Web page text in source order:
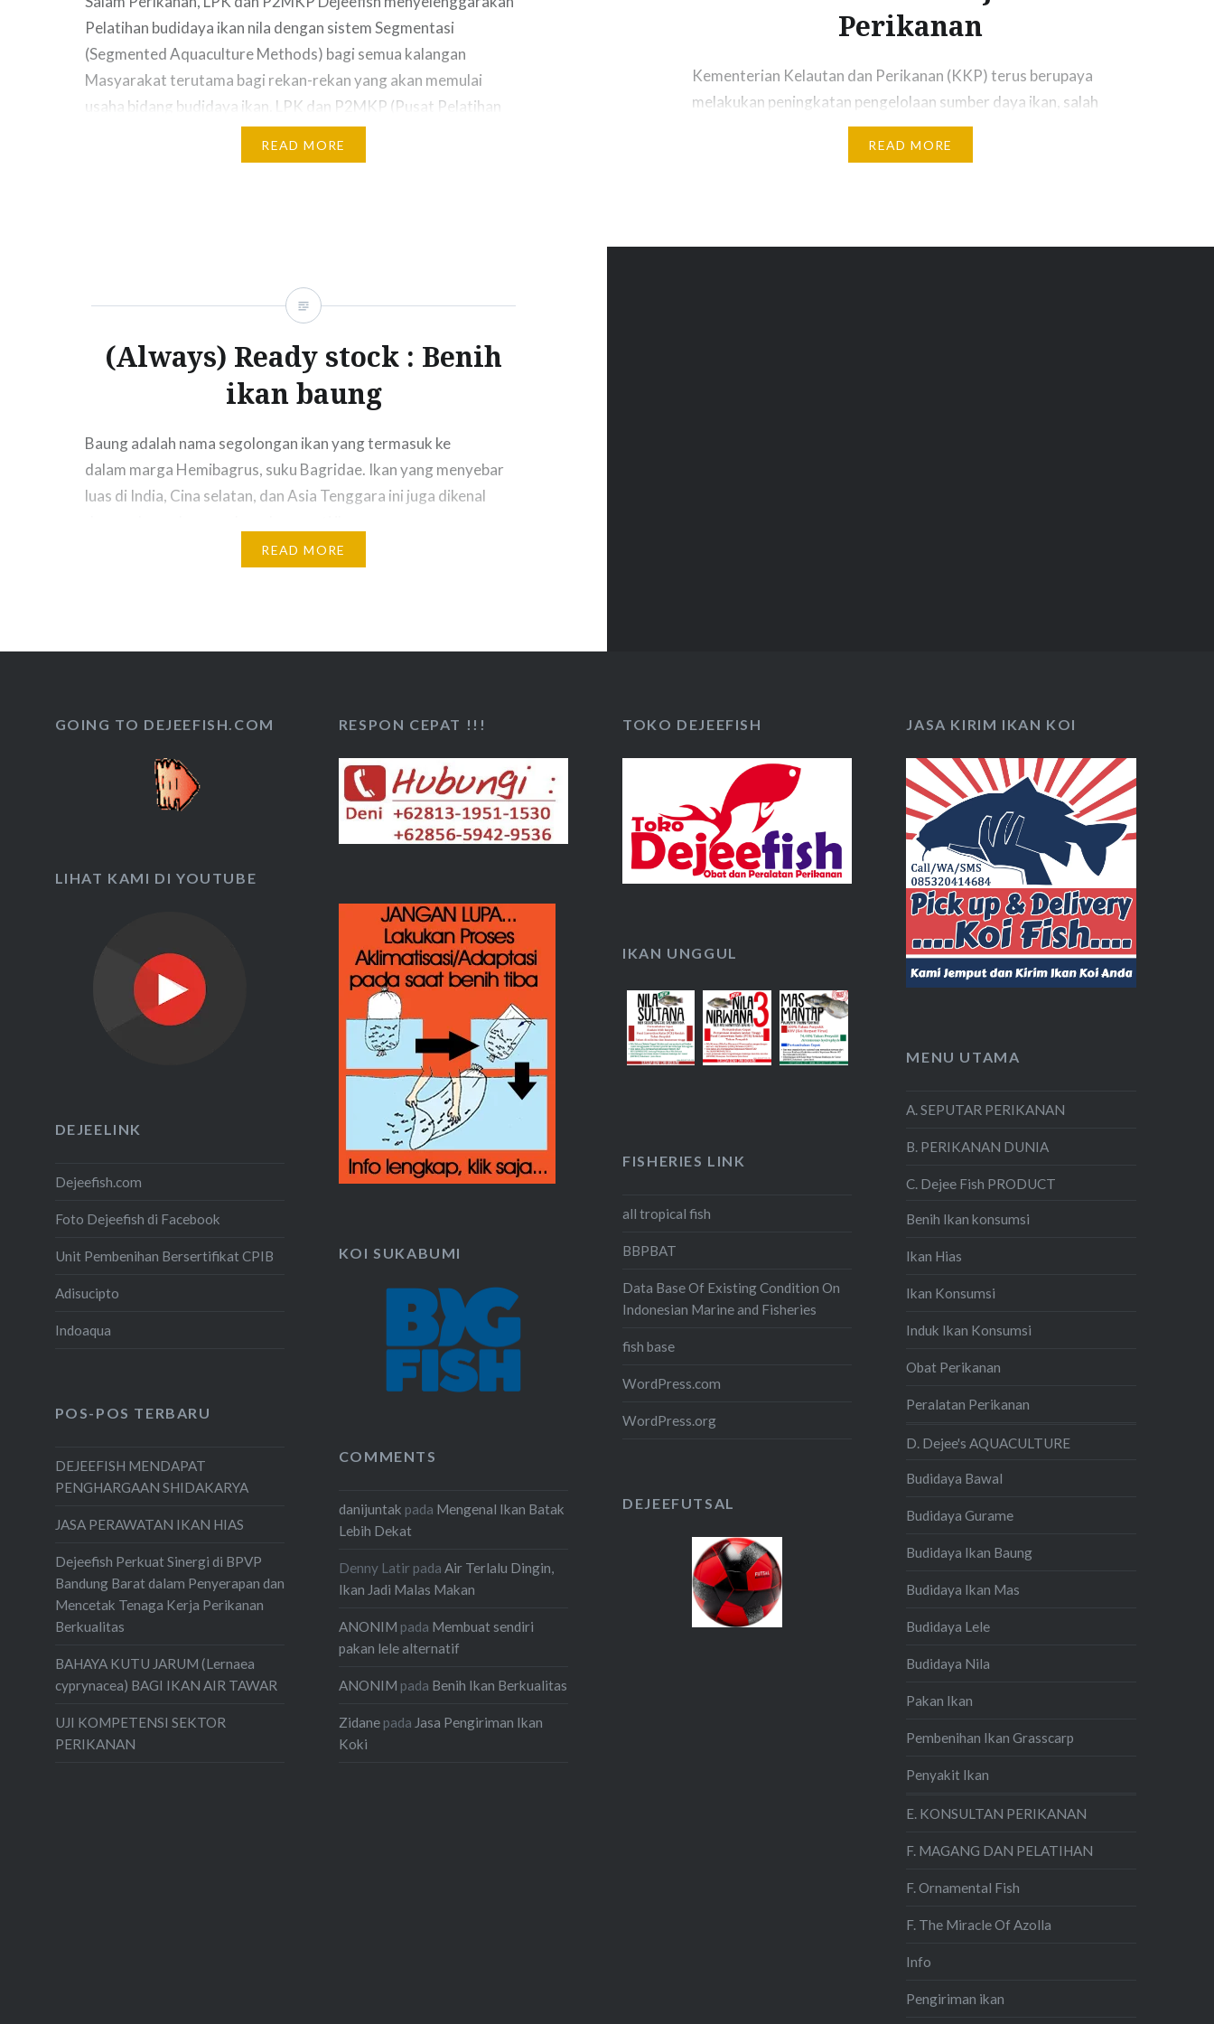
Pelatihan budidaya ikan nila dengan sistem Segmentasi
(Segmented Aquaculture Methods) bagi semua kalangan
Masyarakat terutama bagi rekan-rekan yang akan memulai
usaha bidang budidaya ikan. LPK dan P2MKP (Pusat Pelatihan
Mandiri Kelautan dan Perikanan) dejeefish merupakan lembaga
Pelatihan dalam bidang budidaya air tawar yang telah
READ MORE
Perikanan
Kementerian Kelautan dan Perikanan (KKP) terus berupaya
melakukan peningkatan pengelolaan sumber daya ikan, salah
satunya melalui kegiatan restocking untuk menambah stok ikan
di perairan umum. Melalui kolaborasi dengan berbagai pihak, kali
READ MORE
(Always) Ready stock : Benih
ikan baung
Baung adalah nama segolongan ikan yang termasuk ke
dalam marga Hemibagrus, suku Bagridae. Ikan yang menyebar
luas di India, Cina selatan, dan Asia Tenggara ini juga dikenal
duri, baong, baon ; bawon, senggal atau singgah; tagih, tageh ,
atau beong ; niken, siken, tiken, tiken bato, dan lain-lain. Baung
berarti “setengah” atau “separuh”, dan bagrus, yang dipungut
READ MORE
GOING TO DEJEEFISH.COM RESPON CEPAT !!! TOKO DEJEEFISH JASA KIRIM IKAN KOI
LIHAT KAMI DI YOUTUBE
IKAN UNGGUL
MENU UTAMA
A. SEPUTAR PERIKANAN
B. PERIKANAN DUNIA
C. Dejee Fish PRODUCT
Benih Ikan konsumsi
Ikan Hias
Ikan Konsumsi
Induk Ikan Konsumsi
Obat Perikanan
Peralatan Perikanan
D. Dejee's AQUACULTURE
Budidaya Bawal
Budidaya Gurame
Budidaya Ikan Baung
Budidaya Ikan Mas
Budidaya Lele
Budidaya Nila
Pakan Ikan
Pembenihan Ikan Grasscarp
Penyakit Ikan
E. KONSULTAN PERIKANAN
F. MAGANG DAN PELATIHAN
F. Ornamental Fish
F. The Miracle Of Azolla
Info
Pengiriman ikan
DEJEELINK
Dejeefish.com
Foto Dejeefish di Facebook
Unit Pembenihan Bersertifikat CPIB
Adisucipto
Indoaqua
FISHERIES LINK
all tropical fish
BBPBAT
Data Base Of Existing Condition On
Indonesian Marine and Fisheries
fish base
WordPress.com
WordPress.org
KOI SUKABUMI
POS-POS TERBARU
DEJEEFISH MENDAPAT
PENGHARGAAN SHIDAKARYA
JASA PERAWATAN IKAN HIAS
Dejeefish Perkuat Sinergi di BPVP
Bandung Barat dalam Penyerapan dan
Mencetak Tenaga Kerja Perikanan
Berkualitas
BAHAYA KUTU JARUM (Lernaea
cyprynacea) BAGI IKAN AIR TAWAR
UJI KOMPETENSI SEKTOR
PERIKANAN
COMMENTS
danijuntak pada Mengenal Ikan Batak
Lebih Dekat
Denny Latir pada Air Terlalu Dingin,
Ikan Jadi Malas Makan
ANONIM pada Membuat sendiri
pakan lele alternatif
ANONIM pada Benih Ikan Berkualitas
Zidanepada Jasa Pengiriman Ikan
Koki
DEJEEFUTSAL